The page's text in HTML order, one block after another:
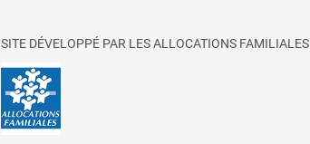
SITE DÉVELOPPÉ PAR LES ALLOCATIONS FAMILIALES